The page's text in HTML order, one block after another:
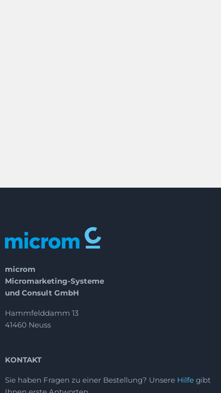
microm
Micromarketing-Systeme
und Consult GmbH
Hammfelddamm 13
41460 Neuss
KONTAKT
Sie haben Fragen zu einer Bestellung? Unsere Hilfe gibt